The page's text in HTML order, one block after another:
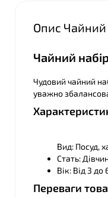
Опис Чайний
Чайний
Чудовий чайний
уважно
Вид: Посуд,
Стать:
Вік: Від 3 до
Переваги